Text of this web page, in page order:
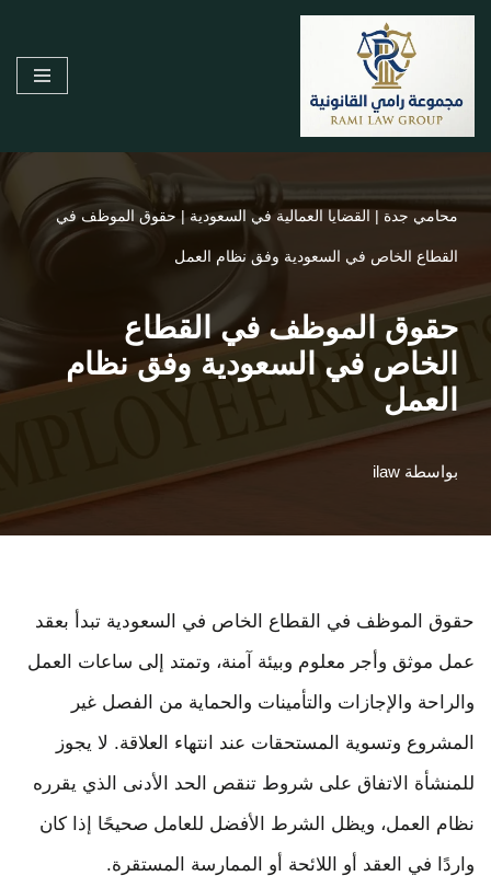
إلى
المحتوى
محامي جدة | القضايا العمالية في السعودية | حقوق الموظف في
القطاع الخاص في السعودية وفق نظام العمل
حقوق الموظف في القطاع
الخاص في السعودية وفق نظام
العمل
بواسطة ilaw
حقوق الموظف في القطاع الخاص في السعودية تبدأ بعقد
عمل موثق وأجر معلوم وبيئة آمنة، وتمتد إلى ساعات العمل
والراحة والإجازات والتأمينات والحماية من الفصل غير
المشروع وتسوية المستحقات عند انتهاء العلاقة. لا يجوز
للمنشأة الاتفاق على شروط تنقص الحد الأدنى الذي يقرره
نظام العمل، ويظل الشرط الأفضل للعامل صحيحًا إذا كان
واردًا في العقد أو اللائحة أو الممارسة المستقرة.